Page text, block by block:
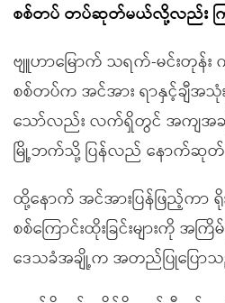
စစ်တပ် တပ်ဆုတ်မယ်လို့လည်း က
ဗျူဟာမြောက် သရက်-မင်းတုန်
စစ်တပ်က အင်အား ရာနှင့်ချီအသုံ
သော်လည်း လက်ရှိတွင် အကျအဆုံး
မြို့ဘက်သို့ ပြန်လည် နောက်ဆုတ်
ထို့နောက် အင်အားပြန်ဖြည့်ကာ
စစ်ကြောင်းထိုးခြင်းများကို အက
ဒေသခံအချို့က အတည်ပြုပြော